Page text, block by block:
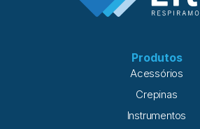
Produtos
Acessórios
Crepinas
Instrumentos